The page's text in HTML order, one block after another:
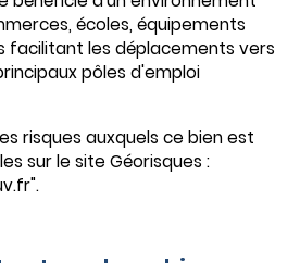
écoles, équipements
les déplacements vers
pôles d'emploi
risques auxquels ce bien est
sur le site Géorisques :